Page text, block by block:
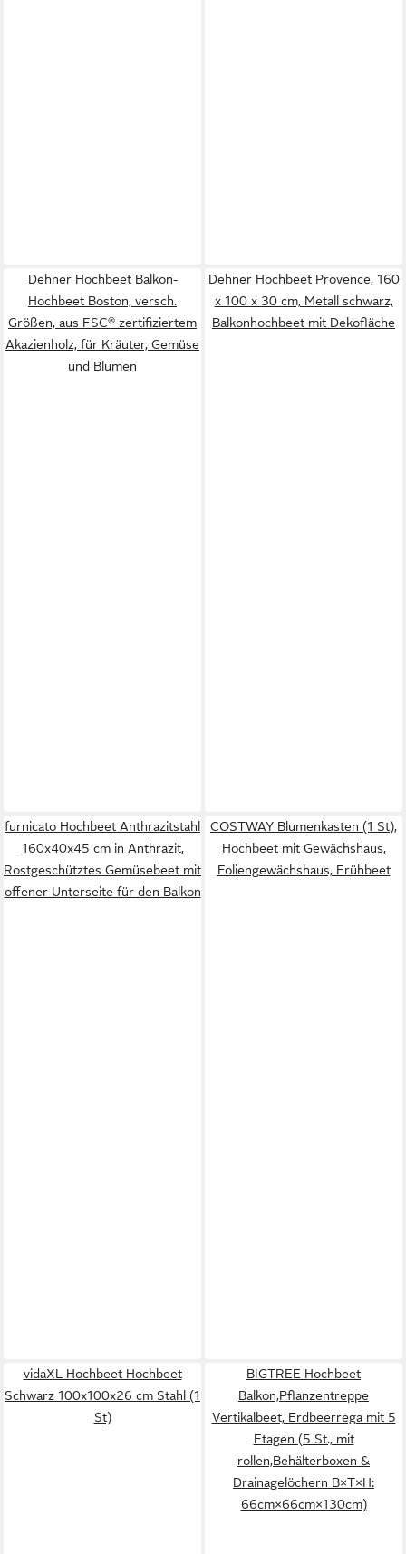
Dehner Hochbeet Balkon-
Hochbeet Boston, versch.
Größen, aus FSC® zertifiziertem
Akazienholz, für Kräuter, Gemüse
und Blumen
Dehner Hochbeet Provence, 160
x 100 x 30 cm, Metall schwarz,
Balkonhochbeet mit Dekofläche
furnicato Hochbeet Anthrazitstahl
160x40x45 cm in Anthrazit,
Rostgeschütztes Gemüsebeet mit
offener Unterseite für den Balkon
COSTWAY Blumenkasten (1 St),
Hochbeet mit Gewächshaus,
Foliengewächshaus, Frühbeet
vidaXL Hochbeet Hochbeet
Schwarz 100x100x26 cm Stahl (1
St)
BIGTREE Hochbeet
Balkon,Pflanzentreppe
Vertikalbeet, Erdbeerrega mit 5
Etagen (5 St., mit
rollen,Behälterboxen &
Drainagelöchern B×T×H:
66cm×66cm×130cm)